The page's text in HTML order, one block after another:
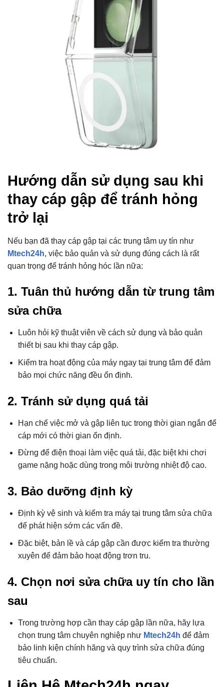
Hướng dẫn sử dụng sau khi
thay cáp gập để tránh hỏng
trở lại
Nếu bạn đã thay cáp gập tại các trung tâm uy tín như
Mtech24h, việc bảo quản và sử dụng đúng cách là rất
quan trọng để tránh hỏng hóc lần nữa:
1. Tuân thủ hướng dẫn từ trung tâm
sửa chữa
Luôn hỏi kỹ thuật viên về cách sử dụng và bảo quản
thiết bị sau khi thay cáp gập.
Kiểm tra hoạt động của máy ngay tại trung tâm để đảm
bảo mọi chức năng đều ổn định.
2. Tránh sử dụng quá tải
Hạn chế việc mở và gập liên tục trong thời gian ngắn để
cáp mới có thời gian ổn định.
Đừng để điện thoại làm việc quá tải, đặc biệt khi chơi
game nặng hoặc dùng trong môi trường nhiệt độ cao.
3. Bảo dưỡng định kỳ
Định kỳ vệ sinh và kiểm tra máy tại trung tâm sửa chữa
để phát hiện sớm các vấn đề.
Đặc biệt, bản lề và cáp gập cần được kiểm tra thường
xuyên để đảm bảo hoạt động trơn tru.
4. Chọn nơi sửa chữa uy tín cho lần
sau
Trong trường hợp cần thay cáp gập lần nữa, hãy lựa
chọn trung tâm chuyên nghiệp như Mtech24h để đảm
bảo linh kiện chính hãng và quy trình sửa chữa đúng
tiêu chuẩn.